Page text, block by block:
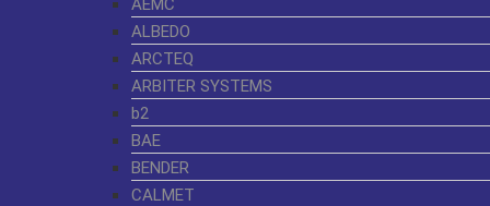
AEMC
ALBEDO
ARCTEQ
ARBITER SYSTEMS
b2
BAE
BENDER
CALMET